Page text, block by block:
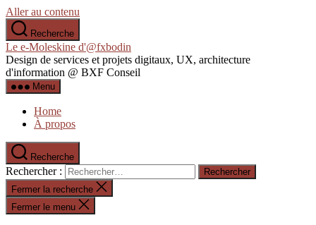
Aller au contenu
Recherche
Le e-Moleskine d'@fxbodin
Design de services et projets digitaux, UX, architecture
d'information @ BXF Conseil
Menu
Home
À propos
Recherche
Rechercher :
Fermer la recherche
Fermer le menu